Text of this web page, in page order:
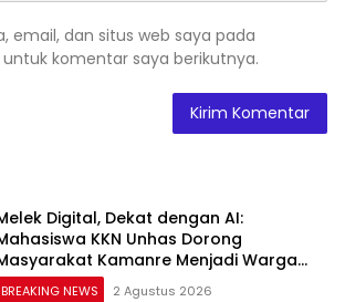
email, dan situs web saya pada
komentar saya berikutnya.
Digital, Dekat dengan AI:
KKN Unhas Dorong
Kamanre Menjadi Warga
yang Cerdas dan Adaptif
BREAKING NEWS 2 Agustus 2026